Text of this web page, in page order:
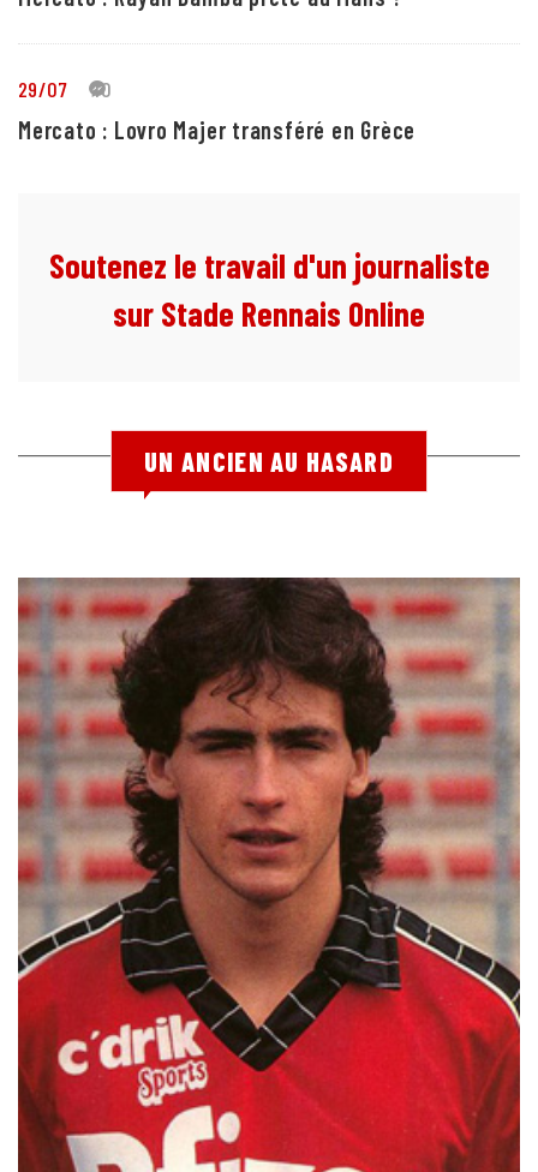
29/07 10
Mercato : Lovro Majer transféré en Grèce
Soutenez le travail d'un journaliste
sur Stade Rennais Online
UN ANCIEN AU HASARD